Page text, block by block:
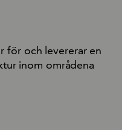
för och levererar en
inom områdena